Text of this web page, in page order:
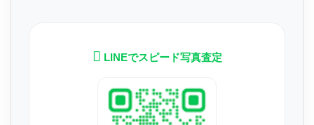
LINEでスピード写真査定